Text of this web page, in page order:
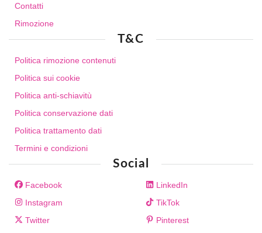
Contatti
Rimozione
T&C
Politica rimozione contenuti
Politica sui cookie
Politica anti-schiavitù
Politica conservazione dati
Politica trattamento dati
Termini e condizioni
Social
Facebook
Instagram
Twitter
LinkedIn
TikTok
Pinterest